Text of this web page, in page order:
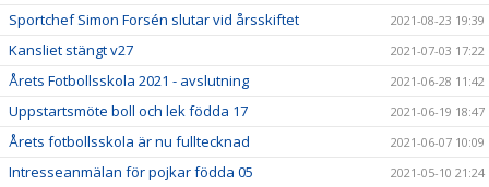
Sportchef Simon Forsén slutar vid årsskiftet 2021-08-23 19:39
Kansliet stängt v27 2021-07-03 17:22
Årets Fotbollsskola 2021 - avslutning 2021-06-28 11:42
Uppstartsmöte boll och lek födda 17 2021-06-19 18:47
Årets fotbollsskola är nu fulltecknad 2021-06-07 10:09
Intresseanmälan för pojkar födda 05 2021-05-10 21:24